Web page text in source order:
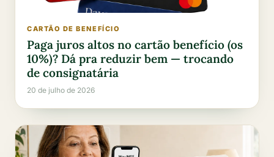
CARTÃO DE BENEFÍCIO
Paga juros altos no cartão benefício (os
10%)? Dá pra reduzir bem — trocando
de consignatária
20 de julho de 2026